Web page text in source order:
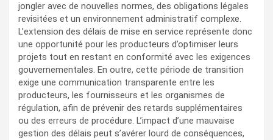
jongler avec de nouvelles normes, des obligations légales
revisitées et un environnement administratif complexe.
L’extension des délais de mise en service représente donc
une opportunité pour les producteurs d’optimiser leurs
projets tout en restant en conformité avec les exigences
gouvernementales. En outre, cette période de transition
exige une communication transparente entre les
producteurs, les fournisseurs et les organismes de
régulation, afin de prévenir des retards supplémentaires
ou des erreurs de procédure. L’impact d’une mauvaise
gestion des délais peut s’avérer lourd de conséquences,